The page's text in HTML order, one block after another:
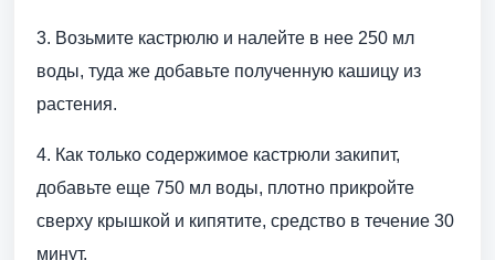
3. Возьмите кастрюлю и налейте в нее 250 мл
воды, туда же добавьте полученную кашицу из
растения.
4. Как только содержимое кастрюли закипит,
добавьте еще 750 мл воды, плотно прикройте
сверху крышкой и кипятите, средство в течение 30
минут.